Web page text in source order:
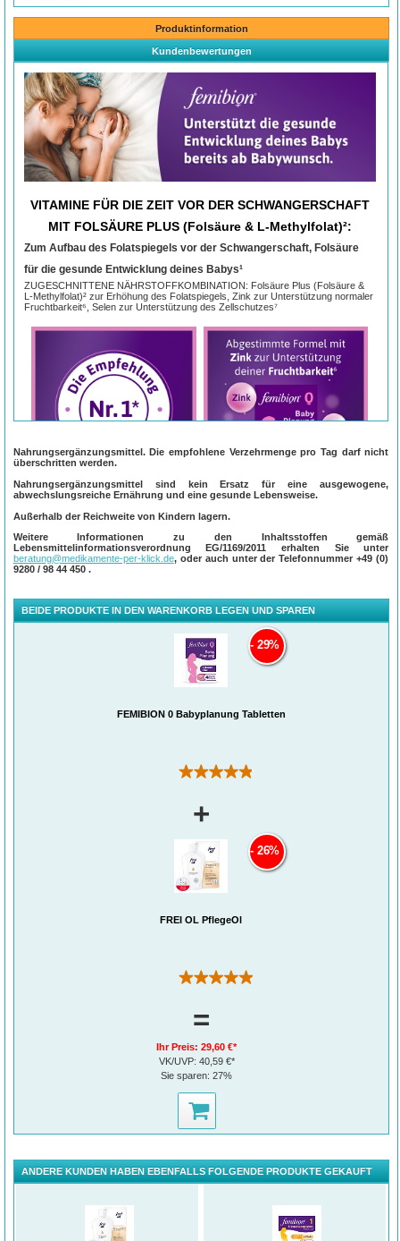
Produktinformation
Kundenbewertungen
VITAMINE FÜR DIE ZEIT VOR DER SCHWANGERSCHAFT
MIT FOLSÄURE PLUS (Folsäure & L-Methylfolat)²:
Zum Aufbau des Folatspiegels vor der Schwangerschaft, Folsäure
für die gesunde Entwicklung deines Babys¹
ZUGESCHNITTENE NÄHRSTOFFKOMBINATION: Folsäure Plus (Folsäure &
L-Methylfolat)² zur Erhöhung des Folatspiegels, Zink zur Unterstützung normaler
Fruchtbarkeit⁶, Selen zur Unterstützung des Zellschutzes⁷
- Entwickelt für die gesunde Entwicklung deines Babys¹
begonnen werden, auch an fruchtbaren Tagen; Empfehlung: Beginn der
Nahrungsergänzung durch Folsäure mind. 1 Monat vor Schwangerschaft
Studie unter 150 Gynäkologen als selbst-verwaltete Online-Interviews zwischen 14.
¹Die ergänzende Aufnahme von Folsäure erhöht bei Schwangeren den Folatspiegel.
Ein niedriger Folatspiegel bei Schwangeren ist ein Risikofaktor für die Entstehung
von Neuralrohrdefekten beim heranwachsenden Fötus. Dafür sollten zusätzlich
Neuralrohrdefekt ist durch mehrere Risikofaktoren bedingt. Die Veränderung eines
Risikofaktors kann eine positive Wirkung haben oder auch nicht.
Folatspiegel zu erhöhen³, der für die gesunde Entwicklung deines Babys¹ wichtig ist.
3Obeid R et al. Eur J Nutr. 2018;57(5):1771-1780
93 % der Gynäkologen empfehlen, die Ernährung während der Schwangerschaft
mit Vitaminen zu ergänzen ("Studie zu Vitaminen, Mineralstoffen und
Nahrungsergänzungsmitteln (VMS) in der Schwangerschaft in Deutschland von
Nahrungsergänzungsmittel. Die empfohlene Verzehrmenge pro Tag darf nicht
überschritten werden.
Nahrungsergänzungsmittel sind kein Ersatz für eine ausgewogene,
abwechslungsreiche Ernährung und eine gesunde Lebensweise.
Außerhalb der Reichweite von Kindern lagern.
Weitere Informationen zu den Inhaltsstoffen gemäß
Lebensmittelinformationsverordnung EG/1169/2011 erhalten Sie unter
beratung@medikamente-per-klick.de, oder auch unter der Telefonnummer+49 (0)
9280 / 98 44 450 .
BEIDE PRODUKTE IN DEN WARENKORB LEGEN UND SPAREN
FEMIBION 0 Babyplanung Tabletten
(109)
29%
+
FREI ÖL PflegeÖl
(23)
26%
=
Ihr Preis:29,60 €*
VK/UVP: 40,59 €*
Sie sparen:27%
ANDERE KUNDEN HABEN EBENFALLS FOLGENDE PRODUKTE GEKAUFT